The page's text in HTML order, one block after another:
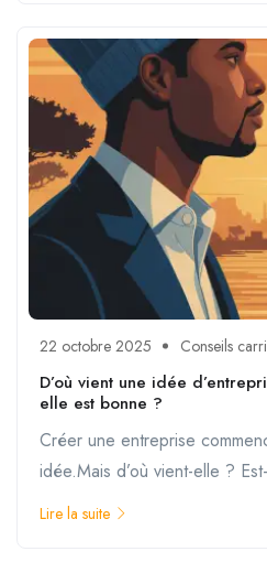
22 octobre 2025 Conseils
D’où vient une idée
elle est bonne ?
Créer une entreprise
idée.Mais d’où vient-elle ?
Lire la suite